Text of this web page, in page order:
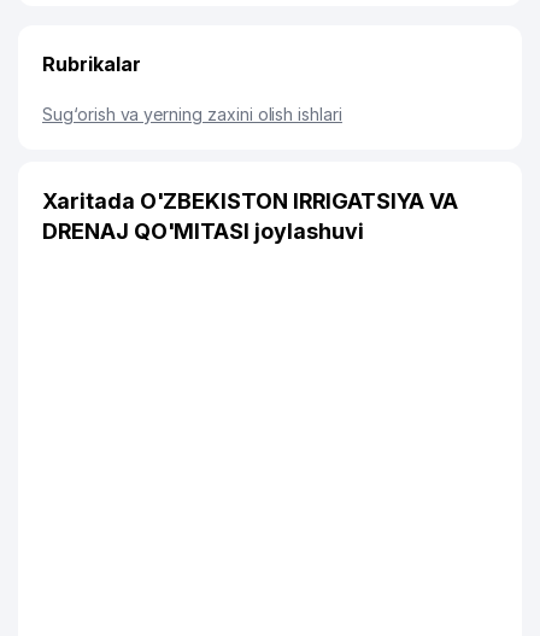
Rubrikalar
Sug‘orish va yerning zaxini olish ishlari
Xaritada O'ZBEKISTON IRRIGATSIYA VA
DRENAJ QO'MITASI joylashuvi